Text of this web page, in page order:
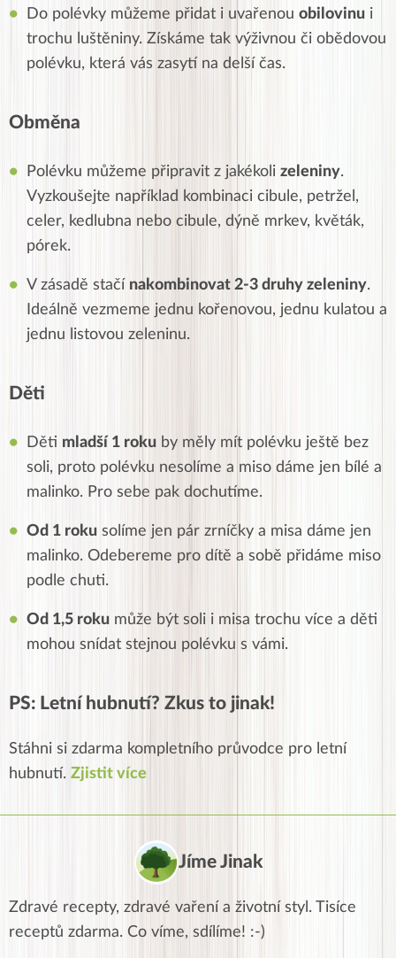
Do polévky můžeme přidat i uvařenou obilovinu i
trochu luštěniny. Získáme tak výživnou či obědovou
polévku, která vás zasytí na delší čas.
Obměna
Polévku můžeme připravit z jakékoli zeleniny.
Vyzkoušejte například kombinaci cibule, petržel,
celer, kedlubna nebo cibule, dýně mrkev, květák,
pórek.
V zásadě stačí nakombinovat 2-3 druhy zeleniny.
Ideálně vezmeme jednu kořenovou, jednu kulatou a
jednu listovou zeleninu.
Děti
Děti mladší 1 roku by měly mít polévku ještě bez
soli, proto polévku nesolíme a miso dáme jen bílé a
malinko. Pro sebe pak dochutíme.
Od 1 roku solíme jen pár zrníčky a misa dáme jen
malinko. Odebereme pro dítě a sobě přidáme miso
podle chuti.
Od 1,5 roku může být soli i misa trochu více a děti
mohou snídat stejnou polévku s vámi.
PS: Letní hubnutí? Zkus to jinak!
Stáhni si zdarma kompletního průvodce pro letní
hubnutí. Zjistit více
Jíme Jinak
Zdravé recepty, zdravé vaření a životní styl. Tisíce
receptů zdarma. Co víme, sdílíme! :-)